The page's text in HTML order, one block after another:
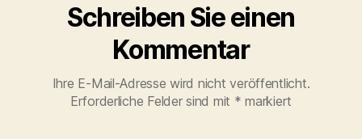
Schreiben Sie einen
Kommentar
Ihre E-Mail-Adresse wird nicht veröffentlicht.
Erforderliche Felder sind mit * markiert